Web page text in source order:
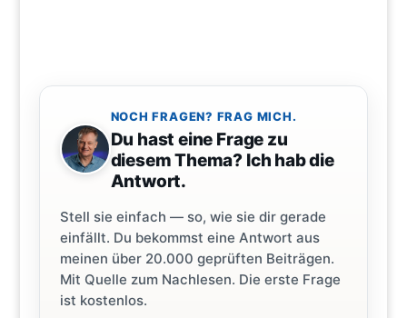
NOCH FRAGEN? FRAG MICH.
Du hast eine Frage zu
diesem Thema? Ich hab die
Antwort.
Stell sie einfach — so, wie sie dir gerade
einfällt. Du bekommst eine Antwort aus
meinen über 20.000 geprüften Beiträgen.
Mit Quelle zum Nachlesen. Die erste Frage
ist kostenlos.